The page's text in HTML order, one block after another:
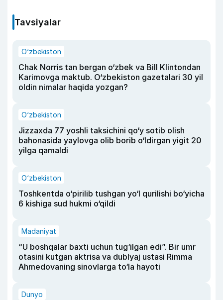
Tavsiyalar
O‘zbekiston
Chak Norris tan bergan o‘zbek va Bill Klintondan
Karimovga maktub. O‘zbekiston gazetalari 30 yil
oldin nimalar haqida yozgan?
O‘zbekiston
Jizzaxda 77 yoshli taksichini qo‘y sotib olish
bahonasida yaylovga olib borib o‘ldirgan yigit 20
yilga qamaldi
O‘zbekiston
Toshkentda o‘pirilib tushgan yo‘l qurilishi bo‘yicha
6 kishiga sud hukmi o‘qildi
Madaniyat
“U boshqalar baxti uchun tug‘ilgan edi”. Bir umr
otasini kutgan aktrisa va dublyaj ustasi Rimma
Ahmedovaning sinovlarga to‘la hayoti
Dunyo